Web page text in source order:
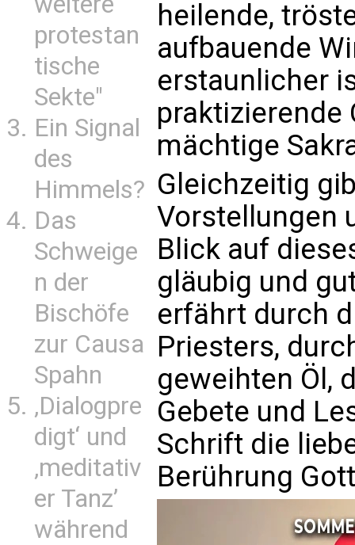
protestan
tische
Sekte"
Ein Signal
des
Himmels?
Das
Schweige
n der
Bischöfe
zur Causa
Spahn
‚Dialogpre
digt‘ und
‚meditativ
er Tanz’
während
heilende,
aufbauende
erstaunlicher
praktizierende
mächtige
Gleichzeitig
Vorstellungen
Blick auf
gläubig und
erfährt durch
Priesters,
geweihten Öl,
Gebete und
Schrift die
Berührung